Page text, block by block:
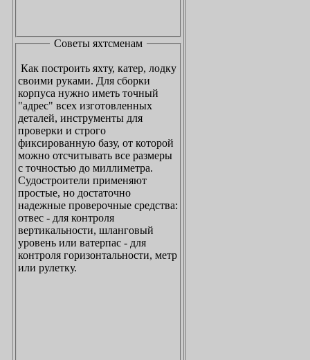
Советы яхтсменам
Как построить яхту, катер, лодку
своими руками. Для сборки
корпуса нужно иметь точный
"адрес" всех изготовленных
деталей, инструменты для
проверки и строго
фиксированную базу, от которой
можно отсчитывать все размеры
с точностью до миллиметра.
Судостроители применяют
простые, но достаточно
надежные проверочные средства:
отвес - для контроля
вертикальности, шланговый
уровень или ватерпас - для
контроля горизонтальности, метр
или рулетку.